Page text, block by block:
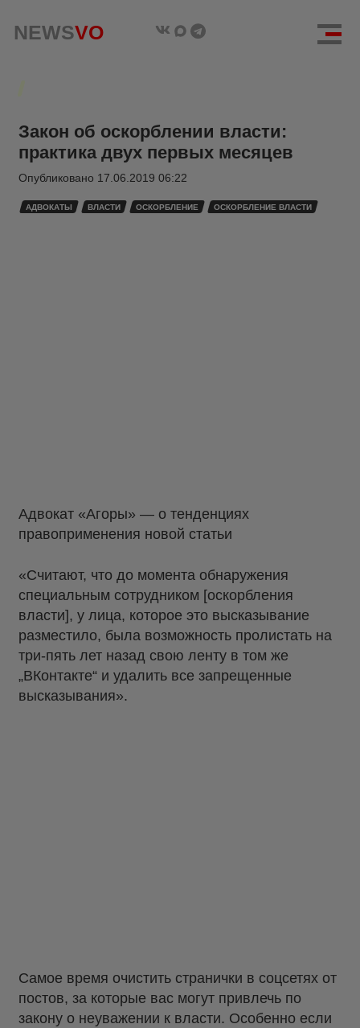
NEWSVO
Закон об оскорблении власти:
практика двух первых месяцев
Опубликовано 17.06.2019 06:22
АДВОКАТЫ ВЛАСТИ ОСКОРБЛЕНИЕ ОСКОРБЛЕНИЕ ВЛАСТИ
Адвокат «Агоры» — о тенденциях
правоприменения новой статьи
«Считают, что до момента обнаружения
специальным сотрудником [оскорбления
власти], у лица, которое это высказывание
разместило, была возможность пролистать на
три-пять лет назад свою ленту в том же
„ВКонтакте“ и удалить все запрещенные
высказывания».
Самое время очистить странички в соцсетях от
постов, за которые вас могут привлечь по
закону о неуважении к власти. Особенно если